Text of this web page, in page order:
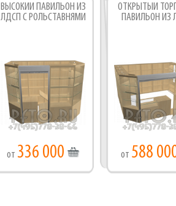
ВЫСОКИЙ ПАВИЛЬОН ИЗ
ЛДСП С РОЛЬСТАВНЯМИ
от 336 000
ОТКРЫТЫЙ
ПАВИЛЬОН ИЗ
от 588